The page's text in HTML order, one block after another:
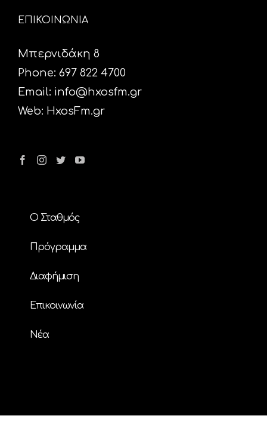
ΕΠΙΚΟΙΝΩΝΙΑ
Μπερνιδάκη 8
Phone: 697 822 4700
Email: info@hxosfm.gr
Web: HxosFm.gr
Ο Σταθμός
Πρόγραμμα
Διαφήμιση
Επικοινωνία
Nέα